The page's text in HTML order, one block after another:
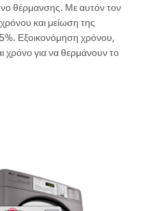
θέρμανσης. Με αυτόν τον
και μείωση της
Εξοικονόμηση χρόνου,
χρόνο για να θερμάνουν το